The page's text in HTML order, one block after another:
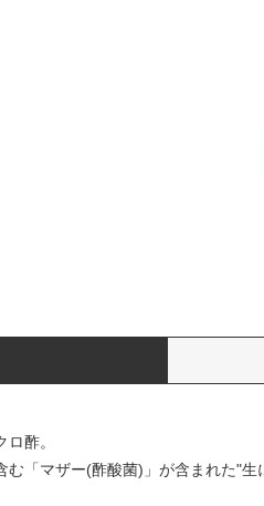
酢。
「マザー(酢酸菌)」が含まれた"生